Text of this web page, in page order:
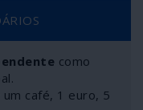
como
café, 1 euro, 5